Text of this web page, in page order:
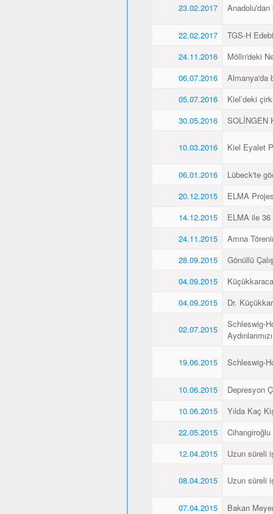
23.02.2017
22.02.2017
TGS-H
24.11.2016
Mölln'deki
06.07.2016
Almanya'da
05.07.2016
Kiel’deki
30.05.2016
SOLİNGEN
10.03.2016 Kiel Eyalet
06.01.2016
Lübeck'te
20.12.2015
ELMA
14.12.2015
ELMA ile
24.11.2015
Amna
28.09.2015
Gönüllü
04.09.2015
04.09.2015
Dr.
02.07.2015
Schleswig-
19.06.2015 Schleswig-
10.06.2015
Depresyon
10.06.2015
Yılda Kaç
22.05.2015
12.04.2015
Uzun süreli
08.04.2015 Uzun süreli
07.04.2015 Bakan